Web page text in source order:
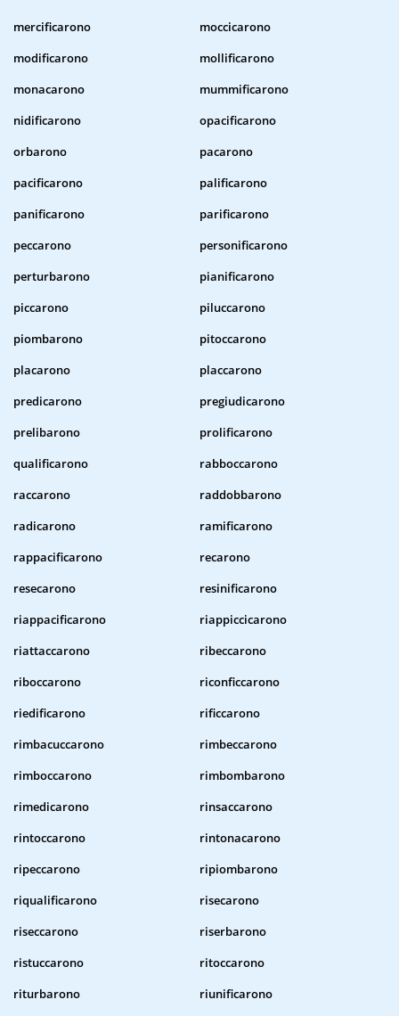
mercificarono
moccicarono
modificarono
mollificarono
monacarono
mummificarono
nidificarono
opacificarono
orbarono
pacarono
pacificarono
palificarono
panificarono
parificarono
peccarono
personificarono
perturbarono
pianificarono
piccarono
piluccarono
piombarono
pitoccarono
placarono
placcarono
predicarono
pregiudicarono
prelibarono
prolificarono
qualificarono
rabboccarono
raccarono
raddobbarono
radicarono
ramificarono
rappacificarono
recarono
resecarono
resinificarono
riappacificarono
riappiccicarono
riattaccarono
ribeccarono
riboccarono
riconficcarono
riedificarono
rificcarono
rimbacuccarono
rimbeccarono
rimboccarono
rimbombarono
rimedicarono
rinsaccarono
rintoccarono
rintonacarono
ripeccarono
ripiombarono
riqualificarono
risecarono
riseccarono
riserbarono
ristuccarono
ritoccarono
riturbarono
riunificarono